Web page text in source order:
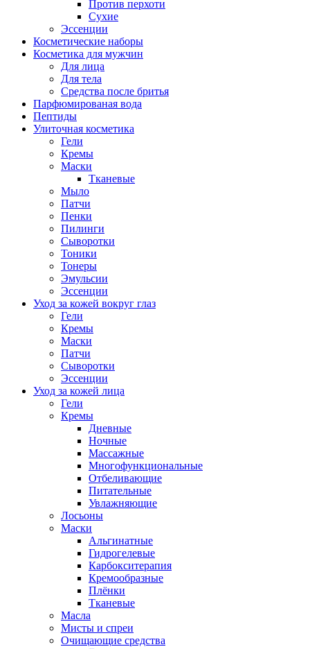
Против перхоти
Сухие
Эссенции
Косметические наборы
Косметика для мужчин
Для лица
Для тела
Средства после бритья
Парфюмированая вода
Пептиды
Улиточная косметика
Гели
Кремы
Маски
Тканевые
Мыло
Патчи
Пенки
Пилинги
Сыворотки
Тоники
Тонеры
Эмульсии
Эссенции
Уход за кожей вокруг глаз
Гели
Кремы
Маски
Патчи
Сыворотки
Эссенции
Уход за кожей лица
Гели
Кремы
Дневные
Ночные
Массажные
Многофункциональные
Отбеливающие
Питательные
Увлажняющие
Лосьоны
Маски
Альгинатные
Гидрогелевые
Карбокситерапия
Кремообразные
Плёнки
Тканевые
Масла
Мисты и спреи
Очищающие средства